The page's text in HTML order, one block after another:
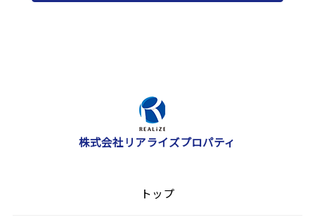
株式会社リアライズプロパティ
トップ